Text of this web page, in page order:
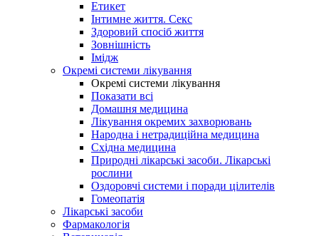
Етикет
Інтимне життя. Секс
Здоровий спосіб життя
Зовнішність
Імідж
Окремі системи лікування
Окремі системи лікування
Показати всі
Домашня медицина
Лікування окремих захворювань
Народна і нетрадиційна медицина
Східна медицина
Природні лікарські засоби. Лікарські
рослини
Оздоровчі системи і поради цілителів
Гомеопатія
Лікарські засоби
Фармакологія